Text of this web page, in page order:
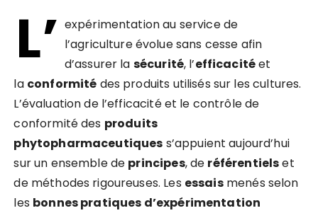
L’ expérimentation au service de
l’agriculture évolue sans cesse afin
d’assurer la sécurité, l’efficacitéet
la conformité des produits utilisés sur les cultures.
L’évaluation de l’efficacité et le contrôle de
conformité des produits
phytopharmaceutiques s’appuient aujourd’hui
sur un ensemble de principes, de référentielset
de méthodes rigoureuses. Les essaismenés selon
les bonnes pratiques d’expérimentation